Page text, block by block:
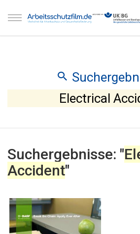
Electrical
Suchergebnisse: "
Accident"